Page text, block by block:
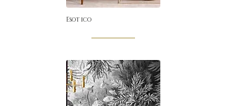
Esotico